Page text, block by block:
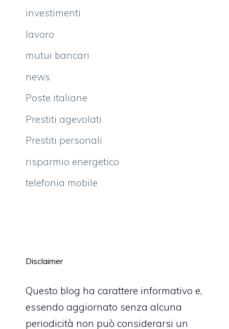
investimenti
lavoro
mutui bancari
news
Poste italiane
Prestiti agevolati
Prestiti personali
risparmio energetico
telefonia mobile
Disclaimer
Questo blog ha carattere informativo e,
essendo aggiornato senza alcuna
periodicità non può considerarsi un